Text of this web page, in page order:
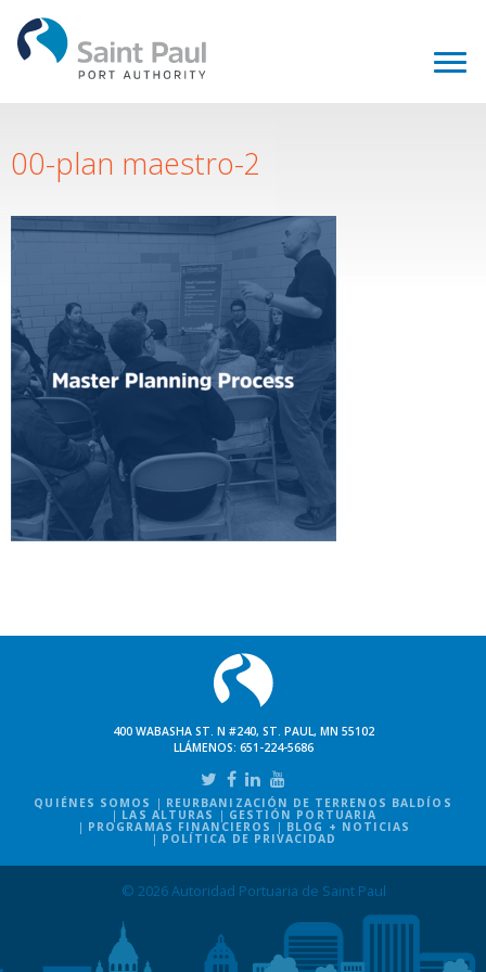
00-plan maestro-2
400 WABASHA ST. N #240, ST. PAUL, MN 55102
LLÁMENOS: 651-224-5686
QUIÉNES SOMOS REURBANIZACIÓN DE TERRENOS BALDÍOS
LAS ALTURAS GESTIÓN PORTUARIA
PROGRAMAS FINANCIEROS BLOG + NOTICIAS
POLÍTICA DE PRIVACIDAD
© 2026 Autoridad Portuaria de Saint Paul